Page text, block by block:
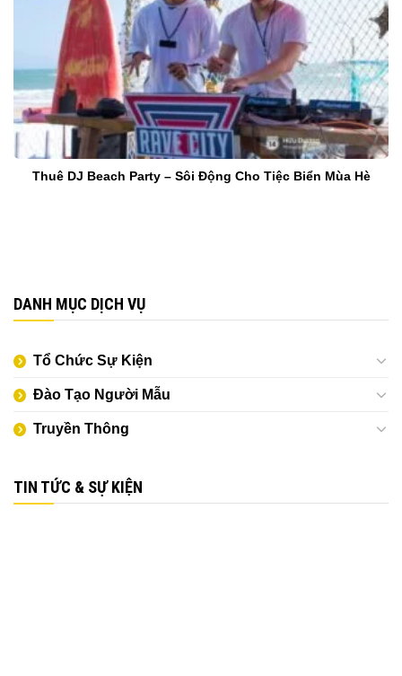
Thuê DJ Beach Party – Sôi Động Cho Tiệc Biển Mùa Hè
DANH MỤC DỊCH VỤ
Tổ Chức Sự Kiện
Đào Tạo Người Mẫu
Truyền Thông
TIN TỨC & SỰ KIỆN